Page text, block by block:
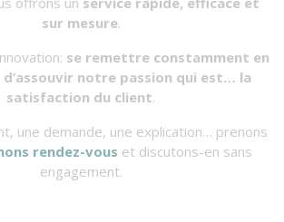
sur mesure.
se remettre constamment en
notre passion qui est… la
satisfaction du client.
une demande, une explication… prenons
rendez-vous et discutons-en sans
engagement.